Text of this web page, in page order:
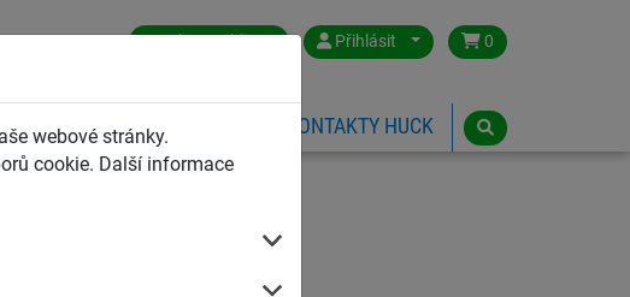
webové stránky.
cookie. Další informace
Czech Republic Přihlásit 0
LANOVÁ HŘIŠTĚ KONTAKTY HUCK